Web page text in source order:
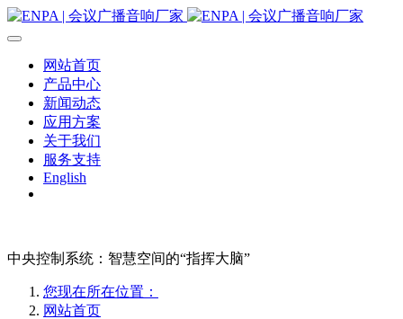
网站首页
产品中心
新闻动态
应用方案
关于我们
服务支持
English
中央控制系统：智慧空间的“指挥大脑”
您现在所在位置：
网站首页